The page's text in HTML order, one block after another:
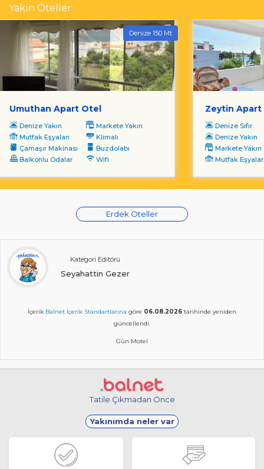
Yakın Oteller
Denize 150 Mt
Umuthan Apart Otel
Denize Yakın
Markete Yakın
Mutfak Eşyaları
Klimalı
Çamaşır Makinası
Buzdolabı
Balkonlu Odalar
Wifi
Zeytin
Denize Sıfır
Denize Yakın
Markete Yakın
Mutfak
Erdek Oteller
Kategori Editörü
Seyahattin Gezer
İçerik Balnet İçerik Standartlarına göre 06.08.2026 tarihinde yeniden
güncellendi.
Gün Motel
Tatile Çıkmadan Önce
Yakınımda neler var